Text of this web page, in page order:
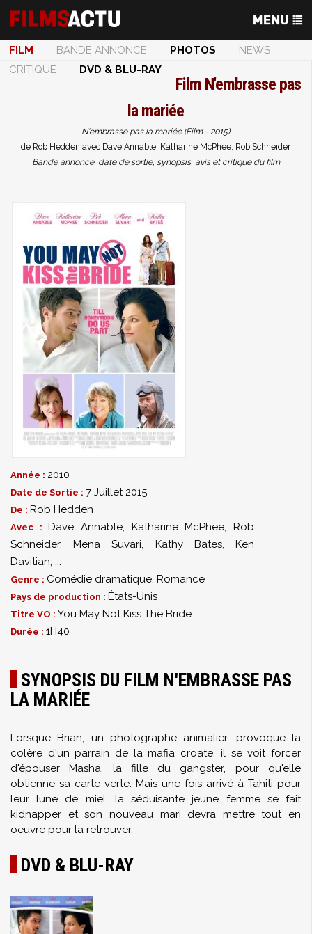
FILM BANDE ANNONCE PHOTOS
NEWS
CRITIQUE
DVD & BLU-RAY
Film N'embrasse pas
la mariée
N'embrasse pas la mariée (Film - 2015)
de Rob Hedden avec Dave Annable, Katharine McPhee, Rob Schneider
Bande annonce, date de sortie, synopsis, avis et critique du film
Année : 2010
Date de Sortie : 7 Juillet 2015
De : Rob Hedden
Avec : Dave Annable, Katharine McPhee,Rob
Schneider,Mena Suvari, Kathy Bates,Ken
Davitian, ...
Genre : Comédie dramatique, Romance
Pays de production : États-Unis
Titre VO : You May Not Kiss The Bride
Durée : 1H40
SYNOPSIS DU FILM N'EMBRASSE PAS
LA MARIÉE
Lorsque Brian, un photographe animalier, provoque la
colère d'un parrain de la mafia croate, il se voit forcer
d'épouser Masha, la fille du gangster, pour qu'elle
obtienne sa carte verte. Mais une fois arrivé à Tahiti pour
leur lune de miel, la séduisante jeune femme se fait
kidnapper et son nouveau mari devra mettre tout en
oeuvre pour la retrouver.
DVD & BLU-RAY